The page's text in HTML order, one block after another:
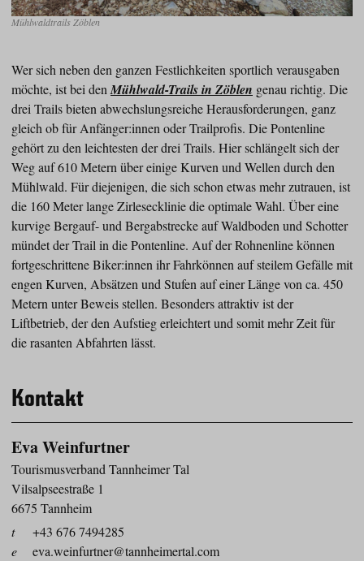
Mühlwaldtrails Zöblen
Wer sich neben den ganzen Festlichkeiten sportlich verausgaben
möchte, ist bei denMühlwald-Trails in Zöblen genau richtig. Die
drei Trails bieten abwechslungsreiche Herausforderungen, ganz
gleich ob für Anfänger:innen oder Trailprofis. Die Pontenline
gehört zu den leichtesten der drei Trails. Hier schlängelt sich der
Weg auf 610 Metern über einige Kurven und Wellen durch den
Mühlwald. Für diejenigen, die sich schon etwas mehr zutrauen, ist
die 160 Meter lange Zirlesecklinie die optimale Wahl. Über eine
kurvige Bergauf- und Bergabstrecke auf Waldboden und Schotter
mündet der Trail in die Pontenline. Auf der Rohnenline können
fortgeschrittene Biker:innen ihr Fahrkönnen auf steilem Gefälle mit
engen Kurven, Absätzen und Stufen auf einer Länge von ca. 450
Metern unter Beweis stellen. Besonders attraktiv ist der
Liftbetrieb, der den Aufstieg erleichtert und somit mehr Zeit für
die rasanten Abfahrten lässt.
Kontakt
Eva Weinfurtner
Tourismusverband Tannheimer Tal
Vilsalpseestraße 1
6675 Tannheim
t
+43 676 7494285
e
eva.weinfurtner@tannheimertal.com